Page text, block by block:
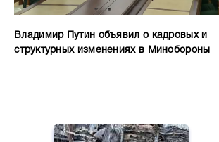
Владимир Путин объявил о кадровых и
структурных изменениях в Минобороны